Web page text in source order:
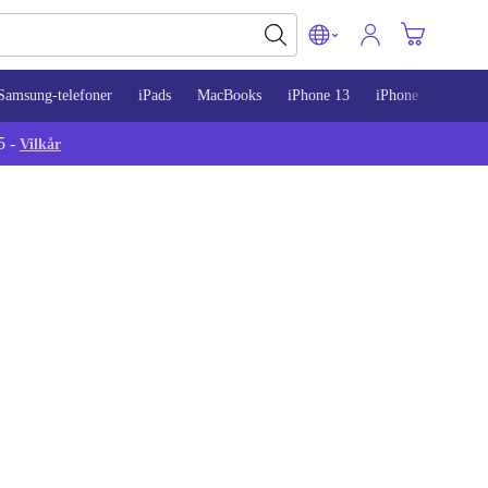
telefoner iPads MacBooks iPhone 13 iPhone 14
- Vilkår